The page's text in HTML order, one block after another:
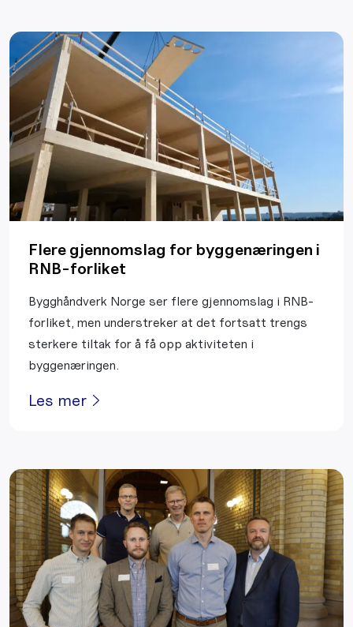
Flere gjennomslag for byggenæringen i
RNB-forliket
Bygghåndverk Norge ser flere gjennomslag i RNB-
forliket, men understreker at det fortsatt trengs
sterkere tiltak for å få opp aktiviteten i
byggenæringen.
Les mer